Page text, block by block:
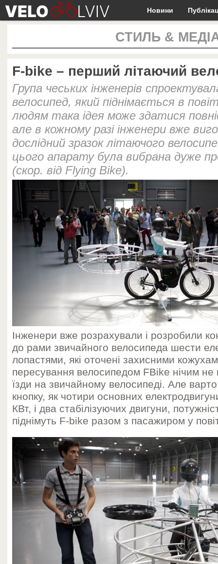
Новини
СТИЛЬ &
F-bike – перший літаючий
Група чеських інженерів
велосипед, який піднімається в
людям така ідея може здатися
але в кожному разі інженери вже
дослідний зразок літаючого
цього апарату була вибрана дуже
(скор. від Flying Bike).
Інженери вже розрахували і розробили
до рами звичайного велосипеда шести
лопастями, які оточені захисними
пересування велосипедом FBike нічим не
їзди на звичайному велосипеді. Але
кнопку, як чотири основних
КВт, і два стабілізуючих двигуни,
піднімуть F-bike разом з пасажиром у